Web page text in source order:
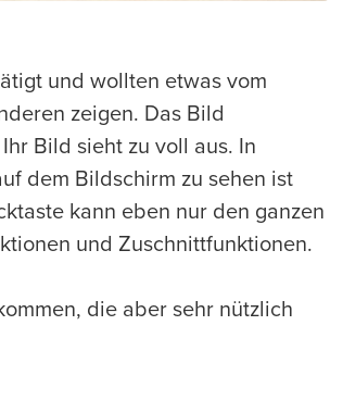
und wollten etwas vom
zeigen. Das Bild
Bild sieht zu voll aus. In
dem Bildschirm zu sehen ist
kann eben nur den ganzen
und Zuschnittfunktionen.
die aber sehr nützlich